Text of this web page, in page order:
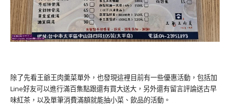
除了先看王爺王肉羹菜單外，也發現這裡目前有一些優惠活動，包括加
Line好友可以進行滿百集點跟還有買大送大，另外還有留言評論送古早
味紅茶，以及單筆消費滿額就能抽小菜、飲品的活動。